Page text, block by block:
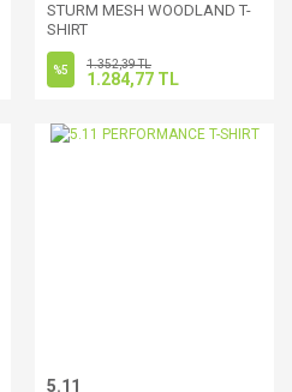
STURM MESH WOODLAND T-
SHIRT
%5 1.352,39 TL
1.284,77 TL
5.11